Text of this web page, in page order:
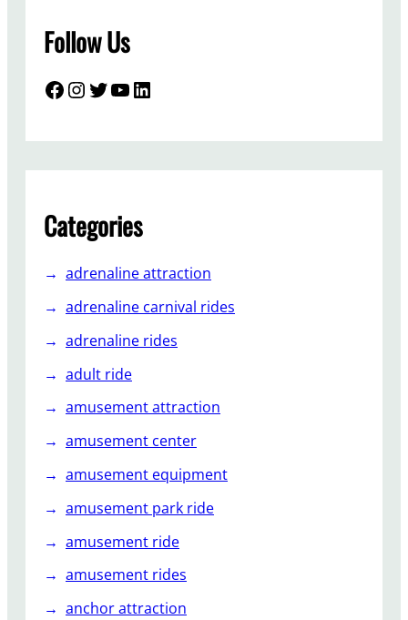
д
о
в
а
и
е
и
р
т
с
и
х
к
о
а
б
е
й
а
к
Follow Us
Facebook InstagramTwitter YouTube LinkedIn
Categories
adrenaline attraction
adrenaline carnival rides
adrenaline rides
adult ride
amusement attraction
amusement center
amusement equipment
amusement park ride
amusement ride
amusement rides
anchor attraction